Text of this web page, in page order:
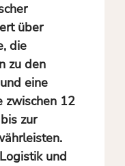
über
die
zu den
eine
zwischen 12
zur
und